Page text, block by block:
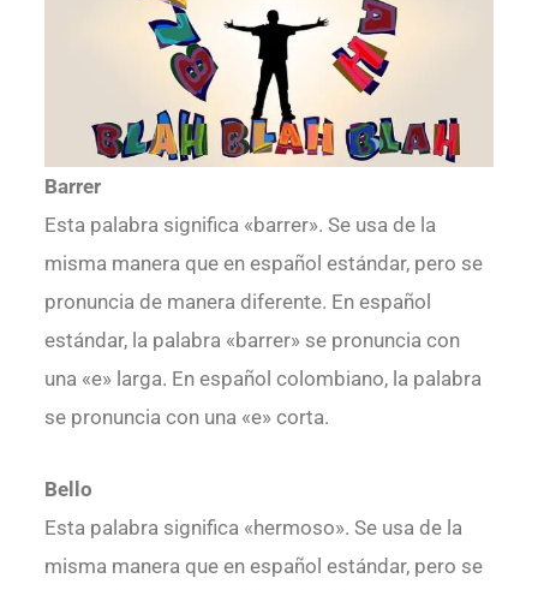
Barrer
Esta palabra significa «barrer». Se usa de la
misma manera que en español estándar, pero se
pronuncia de manera diferente. En español
estándar, la palabra «barrer» se pronuncia con
una «e» larga. En español colombiano, la palabra
se pronuncia con una «e» corta.
Bello
Esta palabra significa «hermoso». Se usa de la
misma manera que en español estándar, pero se